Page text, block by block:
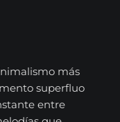
más
superfluo
entre